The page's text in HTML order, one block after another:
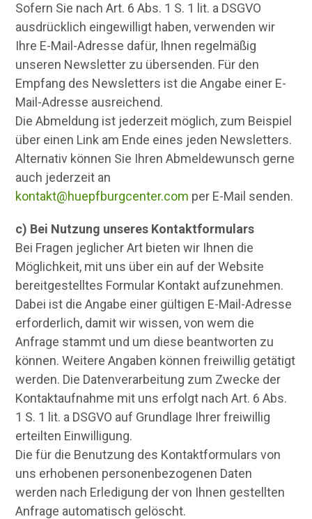
Sofern Sie nach Art. 6 Abs. 1 S. 1 lit. a DSGVO
ausdrücklich eingewilligt haben, verwenden wir
Ihre E-Mail-Adresse dafür, Ihnen regelmäßig
unseren Newsletter zu übersenden. Für den
Empfang des Newsletters ist die Angabe einer E-
Mail-Adresse ausreichend.
Die Abmeldung ist jederzeit möglich, zum Beispiel
über einen Link am Ende eines jeden Newsletters.
Alternativ können Sie Ihren Abmeldewunsch gerne
auch jederzeit an
kontakt@huepfburgcenter.com per E-Mail senden.
c) Bei Nutzung unseres Kontaktformulars
Bei Fragen jeglicher Art bieten wir Ihnen die
Möglichkeit, mit uns über ein auf der Website
bereitgestelltes Formular Kontakt aufzunehmen.
Dabei ist die Angabe einer gültigen E-Mail-Adresse
erforderlich, damit wir wissen, von wem die
Anfrage stammt und um diese beantworten zu
können. Weitere Angaben können freiwillig getätigt
werden. Die Datenverarbeitung zum Zwecke der
Kontaktaufnahme mit uns erfolgt nach Art. 6 Abs.
1 S. 1 lit. a DSGVO auf Grundlage Ihrer freiwillig
erteilten Einwilligung.
Die für die Benutzung des Kontaktformulars von
uns erhobenen personenbezogenen Daten
werden nach Erledigung der von Ihnen gestellten
Anfrage automatisch gelöscht.